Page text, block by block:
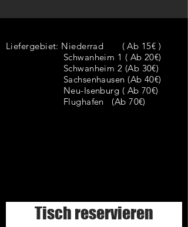
Liefergebiet: Niederrad ( Ab 15€ )
Schwanheim 1 ( Ab 20€)
Schwanheim 2 (Ab 30€)
Sachsenhausen (Ab 40€)
Neu-Isenburg ( Ab 70€)
Flughafen (Ab 70€)
Tisch reservieren